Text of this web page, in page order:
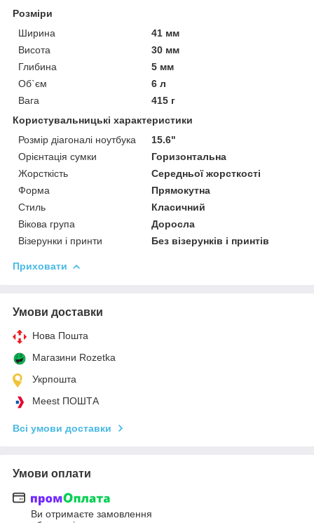
Розміри
Ширина
41 мм
Висота
30 мм
Глибина
5 мм
Об`єм
6 л
Вага
415 г
Користувальницькі характеристики
Розмір діагоналі ноутбука
15.6"
Орієнтація сумки
Горизонтальна
Жорсткість
Середньої жорсткості
Форма
Прямокутна
Стиль
Класичний
Вікова група
Доросла
Візерунки і принти
Без візерунків і принтів
Приховати
Умови доставки
Нова Пошта
Магазини Rozetka
Укрпошта
Meest ПОШТА
Всі умови доставки
Умови оплати
Ви отримаєте замовлення